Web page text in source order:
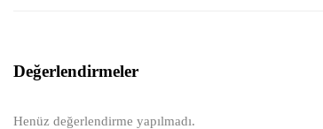
Değerlendirmeler
Henüz değerlendirme yapılmadı.